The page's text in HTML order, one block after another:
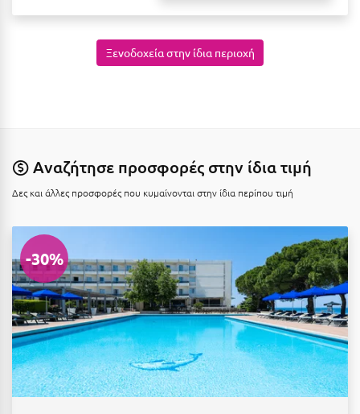
Κουφονήσια
Κρήτη
Κύθηρα
Κυλλήνη
Κύμη Ευβοίας
Κυπαρισσία
Κύπρος
Ξενοδοχεία στην ίδια περιοχή
Αναζήτησε προσφορές στην ίδια τιμή
Δες και άλλες προσφορές που κυμαίνονται στην ίδια περίπου τιμή
-30%